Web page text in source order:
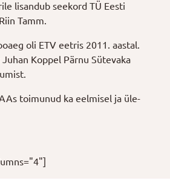
lisandub seekord TÜ Eesti
Tamm.
oli ETV eetris 2011. aastal.
Koppel Pärnu Sütevaka
toimunud ka eelmisel ja üle-